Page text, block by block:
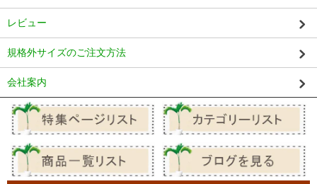
レビュー
規格外サイズのご注文方法
会社案内